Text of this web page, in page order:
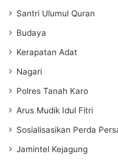
Santri Ulumul Quran
Budaya
Kerapatan Adat
Nagari
Polres Tanah Karo
Arus Mudik Idul Fitri
Sosialisasikan Perda
Jamintel Kejagung